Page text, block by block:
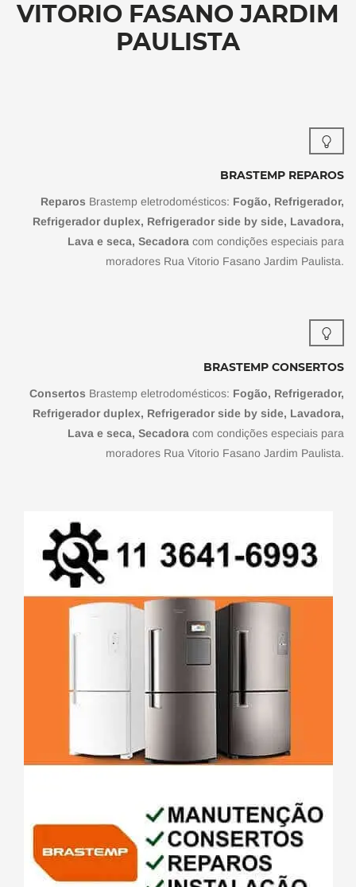
VITORIO FASANO JARDIM
PAULISTA
BRASTEMP REPAROS
Reparos Brastemp eletrodomésticos: Fogão, Refrigerador,
Refrigerador duplex, Refrigerador side by side, Lavadora,
Lava e seca, Secadora com condições especiais para
moradores Rua Vitorio Fasano Jardim Paulista.
BRASTEMP CONSERTOS
Consertos Brastemp eletrodomésticos: Fogão, Refrigerador,
Refrigerador duplex, Refrigerador side by side, Lavadora,
Lava e seca, Secadora com condições especiais para
moradores Rua Vitorio Fasano Jardim Paulista.